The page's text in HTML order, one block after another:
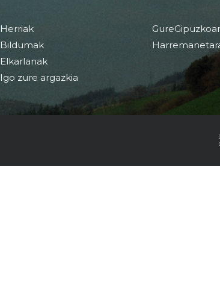
Herriak
Bildumak
Elkarlanak
Igo zure argazkia